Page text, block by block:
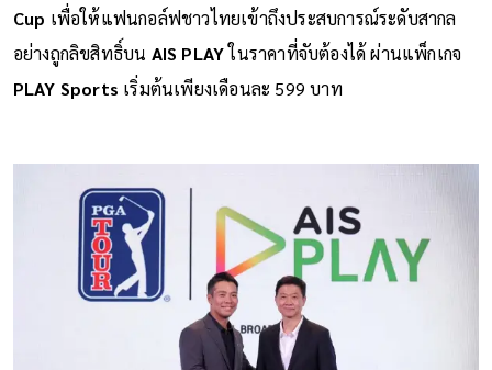
Cup เพื่อให้แฟนกอล์ฟชาวไทยเข้าถึงประสบการณ์ระดับสากล
อย่างถูกลิขสิทธิ์บน AIS PLAYในราคาที่จับต้องได้ ผ่านแพ็กเกจ
PLAY Sports เริ่มต้นเพียงเดือนละ 599 บาท